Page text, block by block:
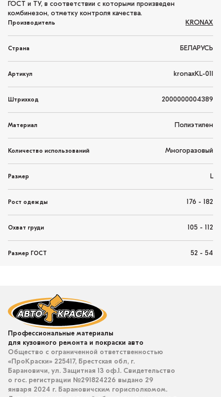
ГОСТ и ТУ, в соответствии с которыми произведен
комбинезон, отметку контроля качества.
Производитель KRONAX
Страна БЕЛАРУСЬ
Артикул kronaxKL-01l
Штрихкод 2000000004389
Материал Полиэтилен
Количество использований Многоразовый
Размер L
Рост одежды 176 - 182
Охват груди 105 - 112
Размер ГОСТ 52 - 54
Профессиональные материалы
для кузовного ремонта и покраски авто
Общество с ограниченной ответственностью
«ПроКраски» 225417, Брестская обл, г.
Барановичи, ул. Защитная 13 оф.1. Свидетельство
о гос. регистрации №291824226 выдано 29
января 2024 г. Барановичским горисполкомом.